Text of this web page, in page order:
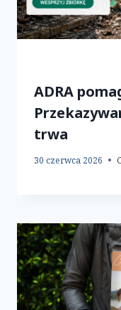
ADRA
trwa
30 czerwca 2026